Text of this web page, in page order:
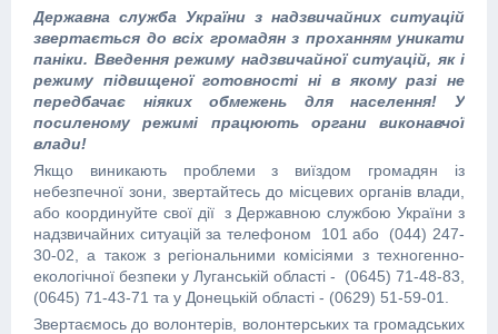
Державна служба України з надзвичайних ситуацій
звертається до всіх громадян з проханням уникати
паніки. Введення режиму надзвичайної ситуацій, як і
режиму підвищеної готовності ні в якому разі не
передбачає ніяких обмежень для населення! У
посиленому режимі працюють органи виконавчої
влади!
Якщо виникають проблеми з виїздом громадян із
небезпечної зони, звертайтесь до місцевих органів влади,
або координуйте свої дії з Державною службою України з
надзвичайних ситуацій за телефоном 101 або (044) 247-
30-02, а також з регіональними комісіями з техногенно-
екологічної безпеки у Луганській області - (0645) 71-48-83,
(0645) 71-43-71 та у Донецькій області - (0629) 51-59-01.
Звертаємось до волонтерів, волонтерських та громадських